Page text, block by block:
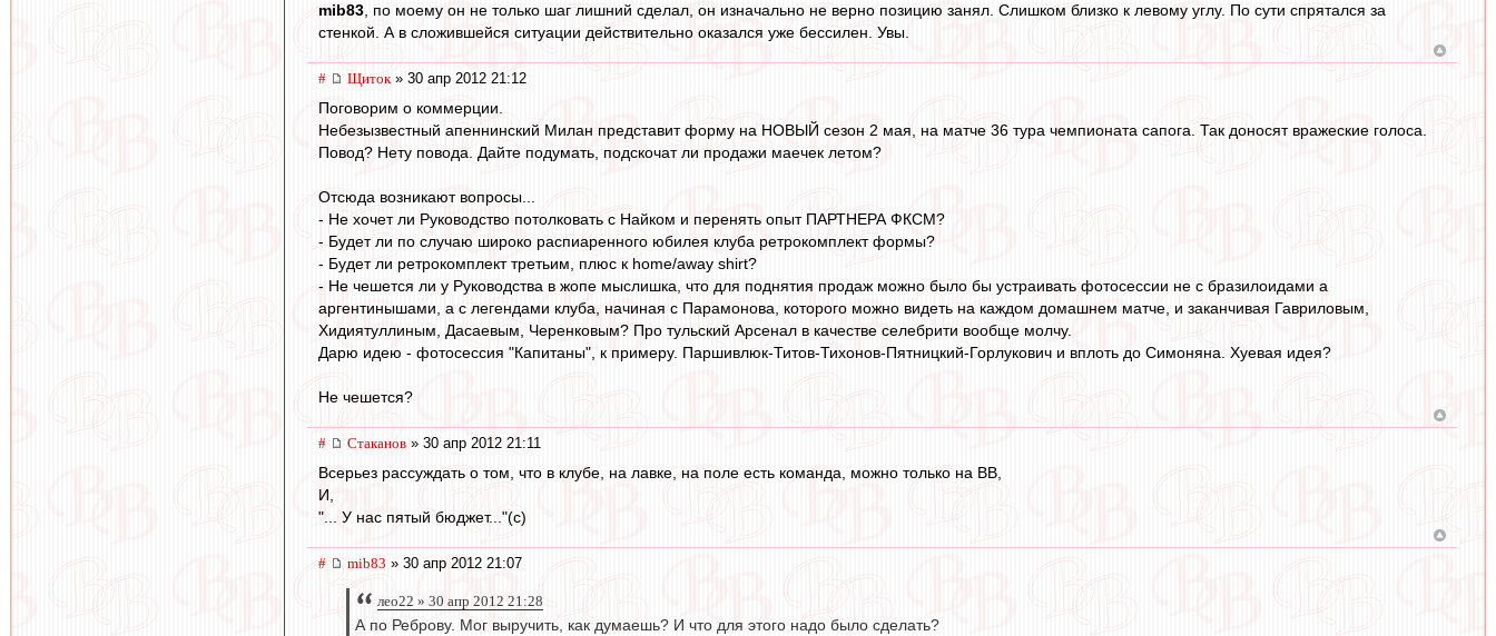
mib83, по моему он не только шаг лишний сделал, он изначально не верно позицию занял. Слишком близко к левому углу. По сути спрятался за
стенкой. А в сложившейся ситуации действительно оказался уже бессилен. Увы.
# Щиток» 30 апр 2012 21:12
Поговорим о коммерции.
Небезызвестный апеннинский Милан представит форму на НОВЫЙ сезон 2 мая, на матче 36 тура чемпионата сапога. Так доносят вражеские голоса.
Повод? Нету повода. Дайте подумать, подскочат ли продажи маечек летом?
Отсюда возникают вопросы...
- Не хочет ли Руководство потолковать с Найком и перенять опыт ПАРТНЕРА ФКСМ?
- Будет ли по случаю широко распиаренного юбилея клуба ретрокомплект формы?
- Будет ли ретрокомплект третьим, плюс к home/away shirt?
- Не чешется ли у Руководства в жопе мыслишка, что для поднятия продаж можно было бы устраивать фотосессии не с бразилоидами а
аргентинышами, а с легендами клуба, начиная с Парамонова, которого можно видеть на каждом домашнем матче, и заканчивая Гавриловым,
Хидиятуллиным, Дасаевым, Черенковым? Про тульский Арсенал в качестве селебрити вообще молчу.
Дарю идею - фотосессия "Капитаны", к примеру. Паршивлюк-Титов-Тихонов-Пятницкий-Горлукович и вплоть до Симоняна. Хуевая идея?
Не чешется?
# Cтаканов » 30 апр 2012 21:11
Всерьез рассуждать о том, что в клубе, на лавке, на поле есть команда, можно только на ВВ,
И,
"... У нас пятый бюджет..."(с)
# mib83 » 30 апр 2012 21:07
лео22 » 30 апр 2012 21:28
А по Реброву. Мог выручить, как думаешь? И что для этого надо было сделать?